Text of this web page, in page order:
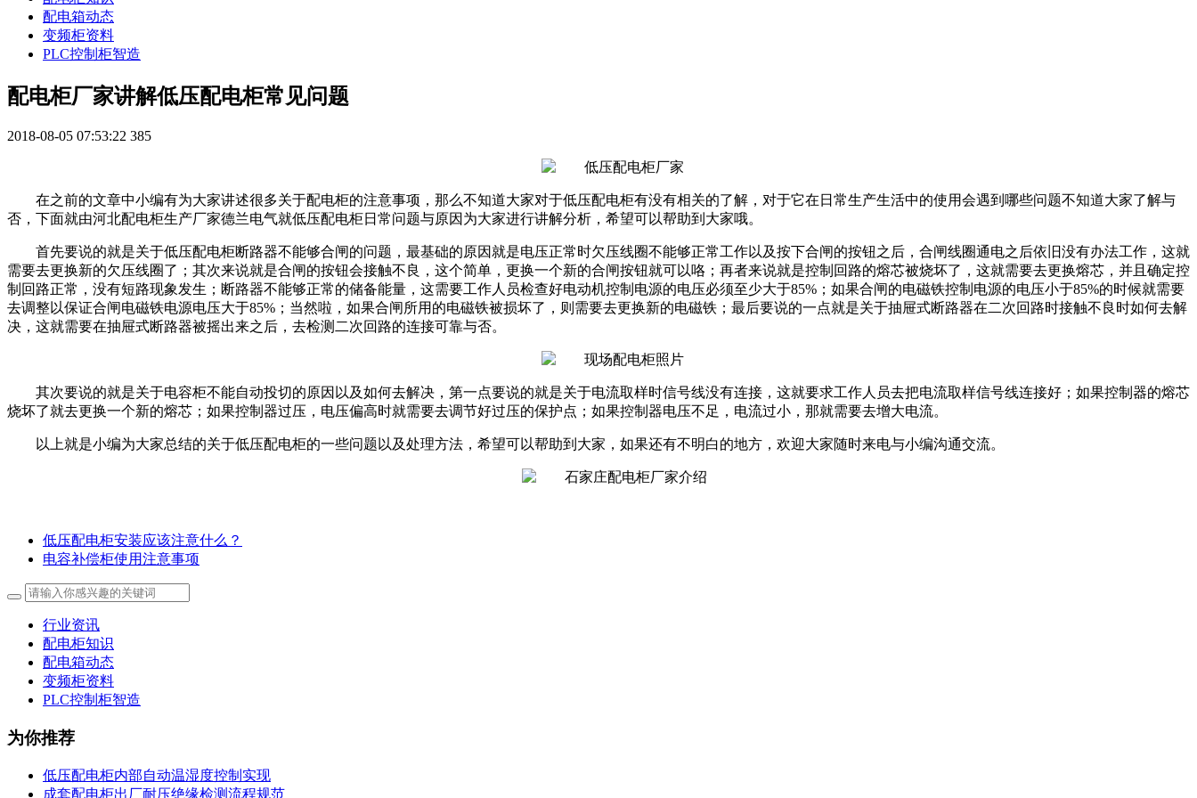
配电箱动态
变频柜资料
PLC控制柜智造
配电柜厂家讲解低压配电柜常见问题
2018-08-05 07:53:22 385
在之前的文章中小编有为大家讲述很多关于配电柜的注意事项，那么不知道大家对于低压配电柜有没有相关的了解，对于它在日常生产生活中的使用会遇到哪些问题不知道大家了解与
否，下面就由河北配电柜生产厂家德兰电气就低压配电柜日常问题与原因为大家进行讲解分析，希望可以帮助到大家哦。
首先要说的就是关于低压配电柜断路器不能够合闸的问题，最基础的原因就是电压正常时欠压线圈不能够正常工作以及按下合闸的按钮之后，合闸线圈通电之后依旧没有办法工作，这就
需要去更换新的欠压线圈了；其次来说就是合闸的按钮会接触不良，这个简单，更换一个新的合闸按钮就可以咯；再者来说就是控制回路的熔芯被烧坏了，这就需要去更换熔芯，并且确定控
制回路正常，没有短路现象发生；断路器不能够正常的储备能量，这需要工作人员检查好电动机控制电源的电压必须至少大于85%；如果合闸的电磁铁控制电源的电压小于85%的时候就需要
去调整以保证合闸电磁铁电源电压大于85%；当然啦，如果合闸所用的电磁铁被损坏了，则需要去更换新的电磁铁；最后要说的一点就是关于抽屉式断路器在二次回路时接触不良时如何去解
决，这就需要在抽屉式断路器被摇出来之后，去检测二次回路的连接可靠与否。
其次要说的就是关于电容柜不能自动投切的原因以及如何去解决，第一点要说的就是关于电流取样时信号线没有连接，这就要求工作人员去把电流取样信号线连接好；如果控制器的熔芯
烧坏了就去更换一个新的熔芯；如果控制器过压，电压偏高时就需要去调节好过压的保护点；如果控制器电压不足，电流过小，那就需要去增大电流。
以上就是小编为大家总结的关于低压配电柜的一些问题以及处理方法，希望可以帮助到大家，如果还有不明白的地方，欢迎大家随时来电与小编沟通交流。
低压配电柜安装应该注意什么？
电容补偿柜使用注意事项
行业资讯
配电柜知识
配电箱动态
变频柜资料
PLC控制柜智造
为你推荐
低压配电柜内部自动温湿度控制实现
成套配电柜出厂耐压绝缘检测流程规范